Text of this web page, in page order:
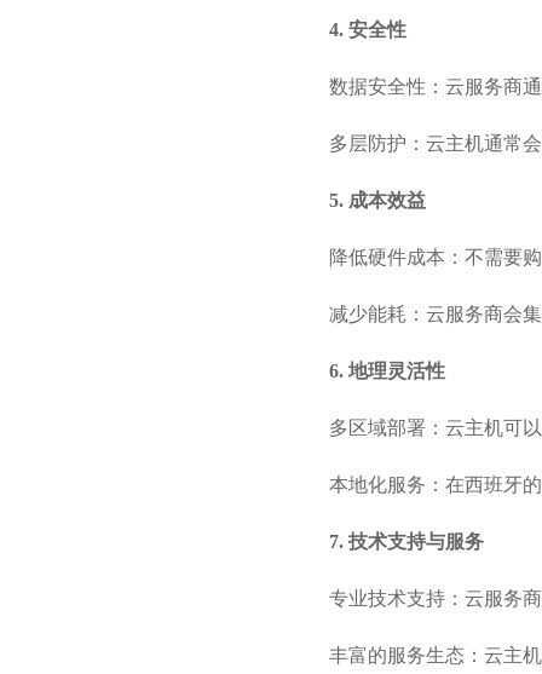
4. 安全性
数据安全性：云服务商
多层防护：云主机通常
5. 成本效益
降低硬件成本：不需要
减少能耗：云服务商会
6. 地理灵活性
多区域部署：云主机可
本地化服务：在西班牙
7. 技术支持与服务
专业技术支持：云服务
丰富的服务生态：云主